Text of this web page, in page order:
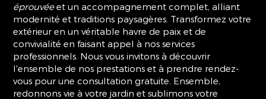
éprouvéeet un accompagnement complet, alliant
modernité et traditions paysagères. Transformez votre
extérieur en un véritable havre de paix et de
convivialité en faisant appel à nos services
professionnels. Nous vous invitons à découvrir
l'ensemble de nos prestations et à prendre rendez-
vous pour une consultation gratuite. Ensemble,
redonnons vie à votre jardin et sublimons votre